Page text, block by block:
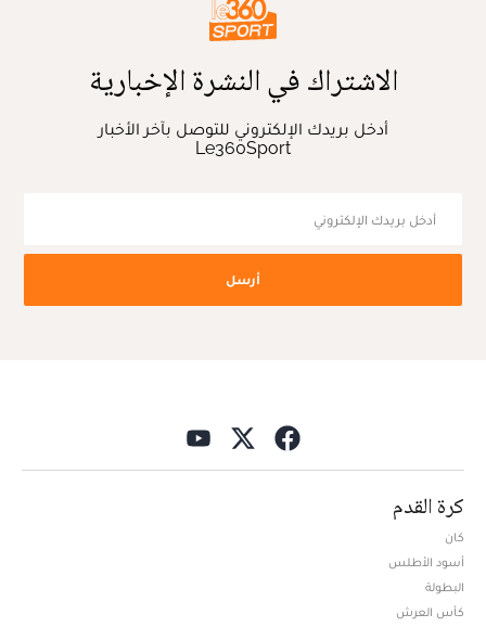
الاشتراك في النشرة الإخبارية
أدخل بريدك الإلكتروني للتوصل بآخر الأخبار
Le360Sport
أرسل
كرة القدم
كان
أسود الأطلس
البطولة
كأس العرش